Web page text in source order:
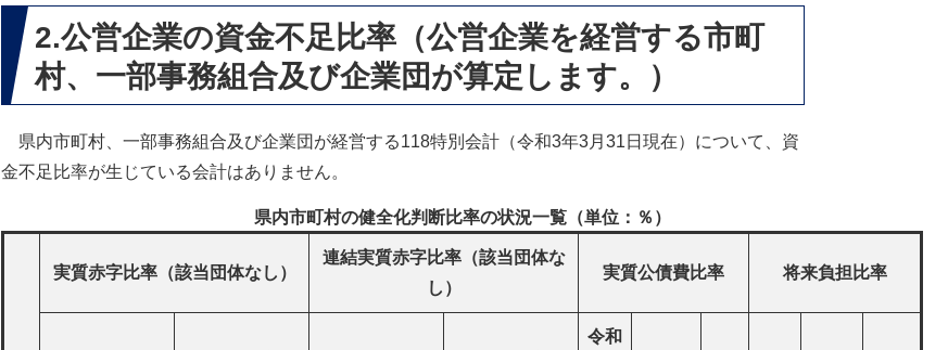
2.公営企業の資金不足比率（公営企業を経営する市町
村、一部事務組合及び企業団が算定します。）
県内市町村、一部事務組合及び企業団が経営する118特別会計（令和3年3月31日現在）について、資
金不足比率が生じている会計はありません。
県内市町村の健全化判断比率の状況一覧（単位：％）
実質赤字比率（該当団体なし）
連結実質赤字比率（該当団体な
し）
実質公債費比率 将来負担比率
令和